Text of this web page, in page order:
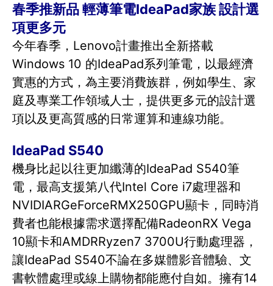
春季推新品 輕薄筆電IdeaPad家族 設計選
項更多元
今年春季，Lenovo計畫推出全新搭載
Windows 10 的IdeaPad系列筆電，以最經濟
實惠的方式，為主要消費族群，例如學生、家
庭及專業工作領域人士，提供更多元的設計選
項以及更高質感的日常運算和連線功能。
IdeaPad S540
機身比起以往更加纖薄的IdeaPad S540筆
電，最高支援第八代Intel Core i7處理器和
NVIDIARGeForceRMX250GPU顯卡，同時消
費者也能根據需求選擇配備RadeonRX Vega
10顯卡和AMDRRyzen7 3700U行動處理器，
讓IdeaPad S540不論在多媒體影音體驗、文
書軟體處理或線上購物都能應付自如。擁有14